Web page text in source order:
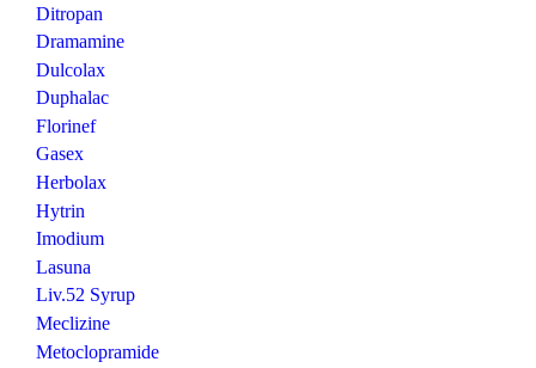
Ditropan
Dramamine
Dulcolax
Duphalac
Florinef
Gasex
Herbolax
Hytrin
Imodium
Lasuna
Liv.52 Syrup
Meclizine
Metoclopramide